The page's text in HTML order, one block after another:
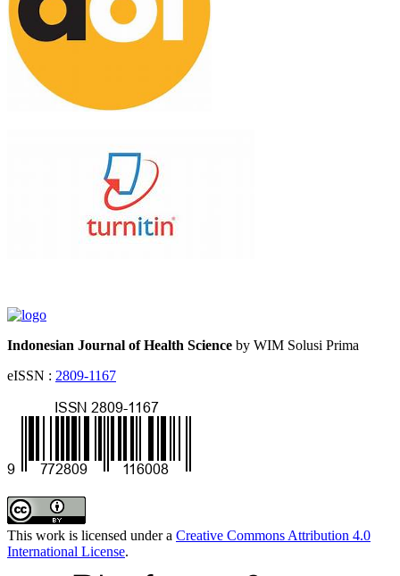
Indonesian Journal of Health Science by WIM Solusi Prima
eISSN : 2809-1167
This work is licensed under a Creative Commons Attribution 4.0
International License.